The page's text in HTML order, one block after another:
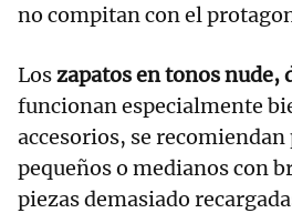
no compitan con el
Loszapatos en tonos nude,
funcionan especialmente
accesorios, se
pequeños o medianos con
piezas demasiado